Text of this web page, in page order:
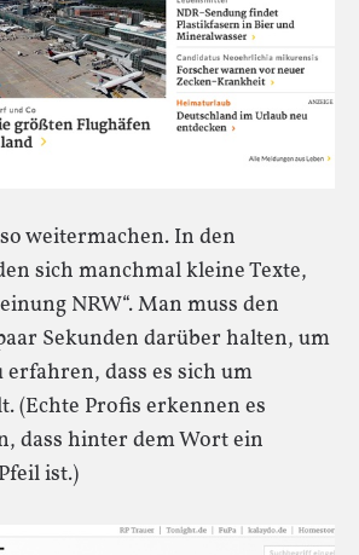
weitermachen. In den
sich manchmal kleine Texte,
NRW“. Man muss den
Sekunden darüber halten, um
dass es sich um
(Echte Profis erkennen es
dass hinter dem Wort ein
ist.)